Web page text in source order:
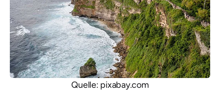
Quelle: pixabay.com